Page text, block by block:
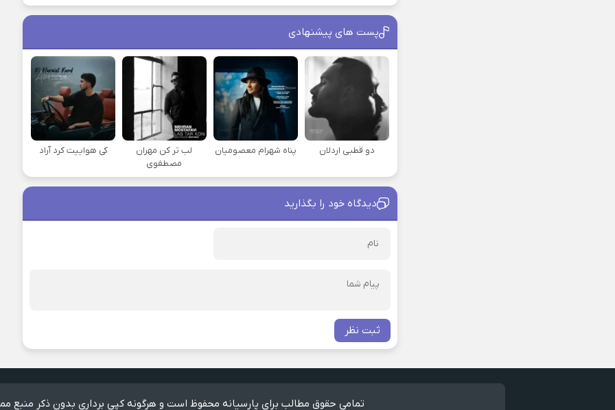
پست های پیشنهادی
دو قطبی اردلان پناه شهرام معصومیان
لب تر کن مهران
مصطفوی
کی هواییت کرد آراد
دیدگاه خود را بگذارید
ثبت نظر
تمامی حقوق مطالب برای پارسیانه محفوظ است و هرگونه کپی برداری بدون ذکر منبع